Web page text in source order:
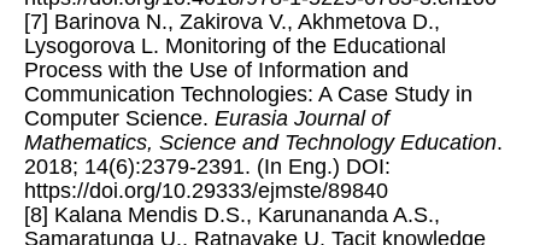
[7] Barinova N., Zakirova V., Akhmetova D.,
Lysogorova L. Monitoring of the Educational
Process with the Use of Information and
Communication Technologies: A Case Study in
Computer Science. Eurasia Journal of
Mathematics, Science and Technology Education.
2018; 14(6):2379-2391. (In Eng.) DOI:
https://doi.org/10.29333/ejmste/89840
[8] Kalana Mendis D.S., Karunananda A.S.,
Samaratunga U., Ratnayake U. Tacit knowledge